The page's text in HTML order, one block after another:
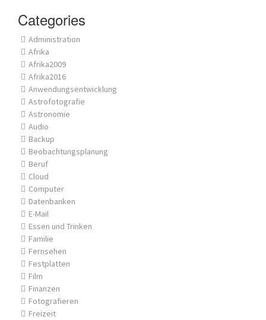
Categories
Administration
Afrika
Afrika2009
Afrika2016
Anwendungsentwicklung
Astrofotografie
Astronomie
Audio
Backup
Beobachtungsplanung
Beruf
Cloud
Computer
Datenbanken
E-Mail
Essen und Trinken
Familie
Fernsehen
Festplatten
Film
Finanzen
Fotografieren
Freizeit